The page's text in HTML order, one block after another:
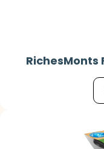
RichesMonts